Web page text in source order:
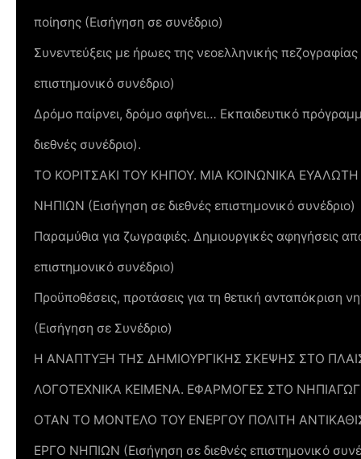
ποίησης (Εισήγηση σε συνέδριο)
Συνεντεύξεις με ήρωες της νεοελληνικής
επιστημονικό συνέδριο)
Δρόμο παίρνει, δρόμο αφήνει… Εκπαιδευτικό
διεθνές συνέδριο).
ΤΟ ΚΟΡΙΤΣΑΚΙ ΤΟΥ ΚΗΠΟΥ. ΜΙΑ ΚΟΙΝΩΝΙΚΑ
ΝΗΠΙΩΝ (Εισήγηση σε διεθνές επιστημονικό συνέδριο)
Παραμύθια για ζωγραφιές. Δημιουργικές αφηγήσεις
επιστημονικό συνέδριο)
Προϋποθέσεις, προτάσεις για τη θετική ανταπόκριση
(Εισήγηση σε Συνέδριο)
Η ΑΝΑΠΤΥΞΗ ΤΗΣ ΔΗΜΙΟΥΡΓΙΚΗΣ ΣΚΕΨΗΣ ΣΤΟ
ΛΟΓΟΤΕΧΝΙΚΑ ΚΕΙΜΕΝΑ. ΕΦΑΡΜΟΓΕΣ ΣΤΟ
ΟΤΑΝ ΤΟ ΜΟΝΤΕΛΟ ΤΟΥ ΕΝΕΡΓΟΥ ΠΟΛΙΤΗ
ΕΡΓΟ ΝΗΠΙΩΝ (Εισήγηση σε διεθνές επιστημονικό